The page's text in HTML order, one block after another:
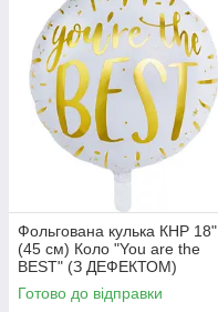
Фольгована кулька КНР 18"
(45 см) Коло "You are the
BEST" (З ДЕФЕКТОМ)
Готово до відправки